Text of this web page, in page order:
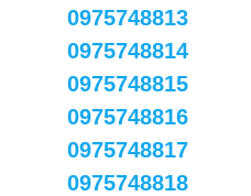
0975748813
0975748814
0975748815
0975748816
0975748817
0975748818